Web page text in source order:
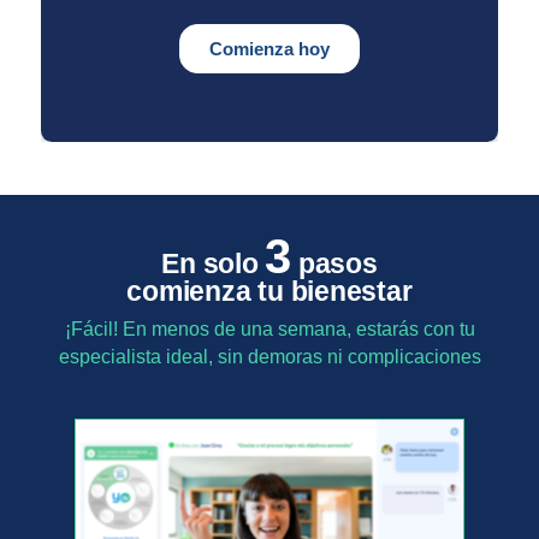
En solo 3 pasos
comienza tu bienestar
¡Fácil! En menos de una semana, estarás con tu
especialista ideal, sin demoras ni complicaciones